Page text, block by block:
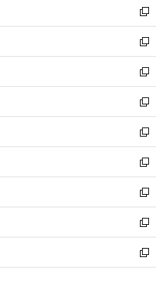
ィ
ン
ド
ウ
で
開
く
い
ウ
ィ
ン
ド
ウ
で
開
く
新
し
い
ウ
ィ
ン
ド
ウ
で
開
く
新
し
い
ウ
ィ
ン
ド
ウ
で
開
く
新
し
い
ウ
ィ
ン
ド
ウ
で
開
く
新
し
い
ウ
ィ
ン
ド
ウ
で
開
く
新
し
い
ウ
ィ
ン
ド
ウ
で
開
新
し
い
ウ
ィ
ン
ド
ウ
新
し
い
ウ
ィ
ン
新
し
い
ウ
新
し